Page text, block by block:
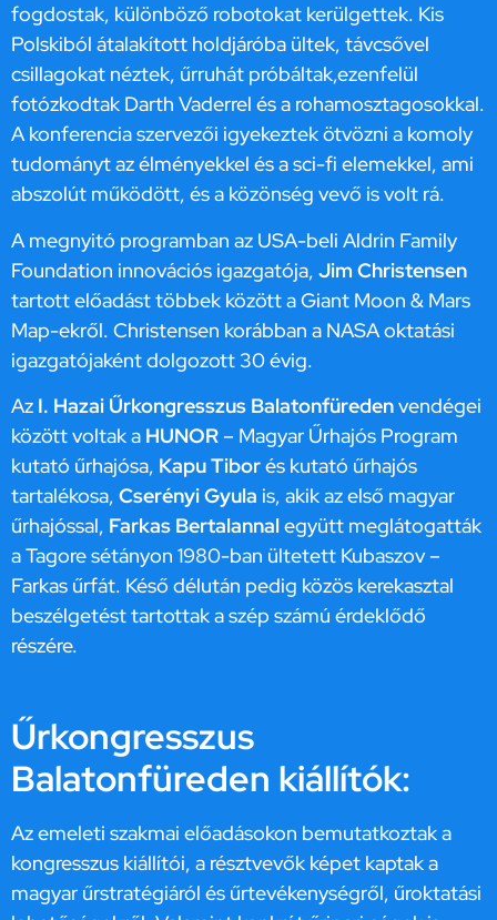
fogdostak, különböző robotokat kerülgettek. Kis
Polskiból átalakított holdjáróba ültek, távcsővel
csillagokat néztek, űrruhát próbáltak,ezenfelül
fotózkodtak Darth Vaderrel és a rohamosztagosokkal.
A konferencia szervezői igyekeztek ötvözni a komoly
tudományt az élményekkel és a sci-fi elemekkel, ami
abszolút működött, és a közönség vevő is volt rá.
A megnyitó programban az USA-beli Aldrin Family
Foundation innovációs igazgatója, Jim Christensen
tartott előadást többek között a Giant Moon & Mars
Map-ekről. Christensen korábban a NASA oktatási
igazgatójaként dolgozott 30 évig.
Az I. Hazai Űrkongresszus Balatonfüredenvendégei
között voltak a HUNOR– Magyar Űrhajós Program
kutató űrhajósa, Kapu Tiborés kutató űrhajós
tartalékosa, Cserényi Gyula is, akik az első magyar
űrhajóssal, Farkas Bertalannalegyütt meglátogatták
a Tagore sétányon 1980-ban ültetett Kubaszov –
Farkas űrfát. Késő délután pedig közös kerekasztal
beszélgetést tartottak a szép számú érdeklődő
részére.
Űrkongresszus
Balatonfüreden kiállítók:
Az emeleti szakmai előadásokon bemutatkoztak a
kongresszus kiállítói, a résztvevők képet kaptak a
magyar űrstratégiáról és űrtevékenységről, űroktatási